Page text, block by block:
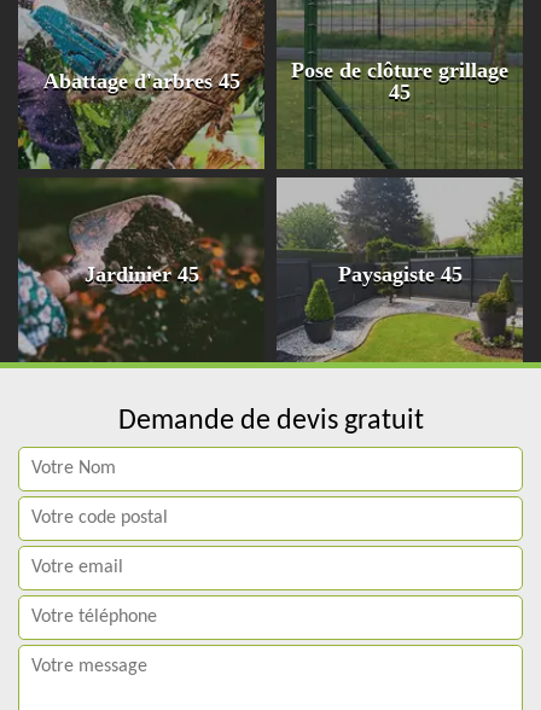
Abattage d'arbres 45
Pose de clôture grillage
45
Jardinier 45 Paysagiste 45
Demande de devis gratuit